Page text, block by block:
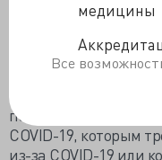
медицины
Все
Информационным
разрешенном
Ограничения
пациентов,
COVID-19, которым
из-за COVID-19 или